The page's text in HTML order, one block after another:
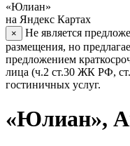
«Юлиан»
на Яндекс Картах
×
Не является
размещения, но
предложением
лица (ч.2 ст.30 ЖК РФ,
гостиничных услуг.
«Юлиан»,